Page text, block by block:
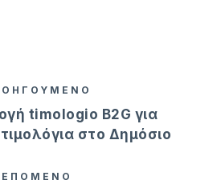
timologio B2G για
στο Δημόσιο
ΕΠΟΜΕΝΟ